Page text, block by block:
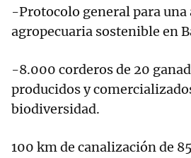
-Protocolo general para una
agropecuaria sostenible en
-8.000 corderos de 20
producidos y
biodiversidad.
100 km de canalización de